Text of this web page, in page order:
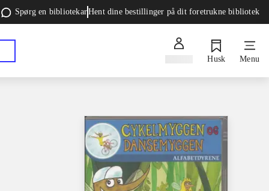
Spørg en bibliotekarHent dine bestillinger på dit foretrukne bibliotek
Husk Menu